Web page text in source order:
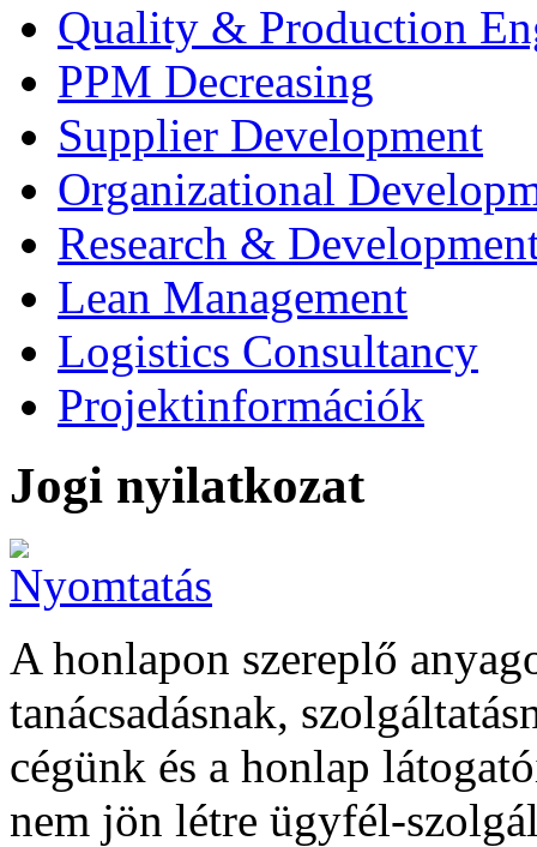
Quality & Production
PPM Decreasing
Supplier Development
Organizational
Research &
Lean Management
Logistics Consultancy
Projektinformációk
Jogi nyilatkozat
A honlapon szereplő
tanácsadásnak,
cégünk és a honlap
nem jön létre ügyfél-